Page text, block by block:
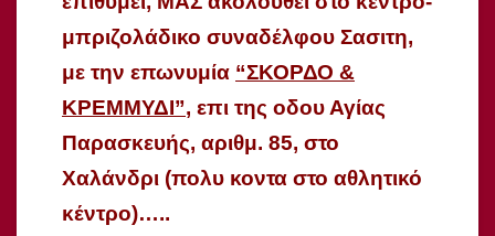
μπριζολάδικο συναδέλφου Σασιτη,
με την επωνυμία “ΣΚΟΡΔΟ &
ΚΡΕΜΜΥΔΙ”, επι της οδου Αγίας
Παρασκευής, αριθμ. 85, στο
Χαλάνδρι (πολυ κοντα στο αθλητικό
κέντρο)…..